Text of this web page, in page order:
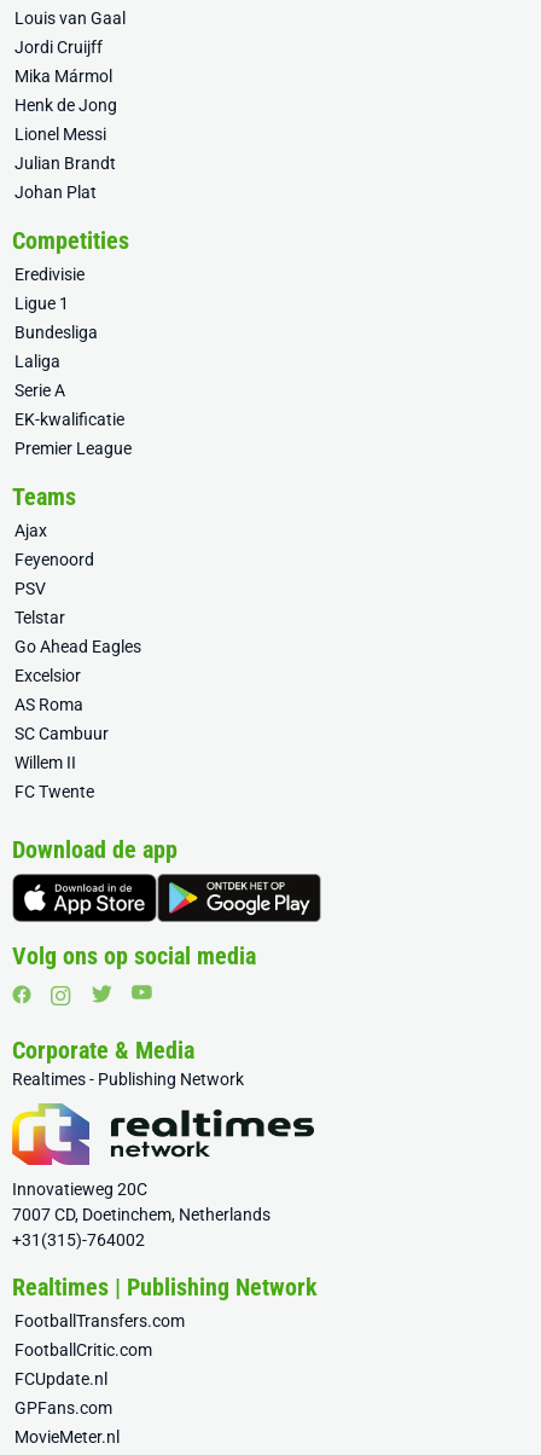
Louis van Gaal
Jordi Cruijff
Mika Mármol
Henk de Jong
Lionel Messi
Julian Brandt
Johan Plat
Competities
Eredivisie
Ligue 1
Bundesliga
Laliga
Serie A
EK-kwalificatie
Premier League
Teams
Ajax
Feyenoord
PSV
Telstar
Go Ahead Eagles
Excelsior
AS Roma
SC Cambuur
Willem II
FC Twente
Download de app
Volg ons op social media
Corporate & Media
Realtimes - Publishing Network
Innovatieweg 20C
7007 CD, Doetinchem, Netherlands
+31(315)-764002
Realtimes | Publishing Network
FootballTransfers.com
FootballCritic.com
FCUpdate.nl
GPFans.com
MovieMeter.nl